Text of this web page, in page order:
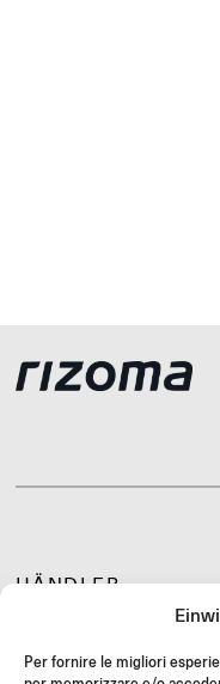
Per fornire le migliori
HÄNDLER
SUPPORT & FAQ
RÜCKGABE